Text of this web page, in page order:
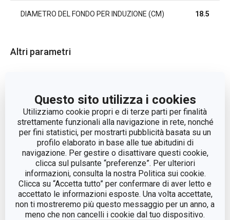
Questo sito utilizza i cookies
Utilizziamo cookie propri e di terze parti per finalità
strettamente funzionali alla navigazione in rete, nonché
per fini statistici, per mostrarti pubblicità basata su un
profilo elaborato in base alle tue abitudini di
navigazione. Per gestire o disattivare questi cookie,
clicca sul pulsante “preferenze”. Per ulteriori
informazioni, consulta la nostra Politica sui cookie.
Clicca su “Accetta tutto” per confermare di aver letto e
accettato le informazioni esposte. Una volta accettate,
non ti mostreremo più questo messaggio per un anno, a
meno che non cancelli i cookie dal tuo dispositivo.
DIAMETRO DEL FONDO PER INDUZIONE (CM) 18.5
Altri parametri
CATEGORIA padelle
LINEA DI PRODOTTO BRAVA
MATERIALE
metallo, rivestimento
antiaderente, plastica
TIPO padella tradizionale